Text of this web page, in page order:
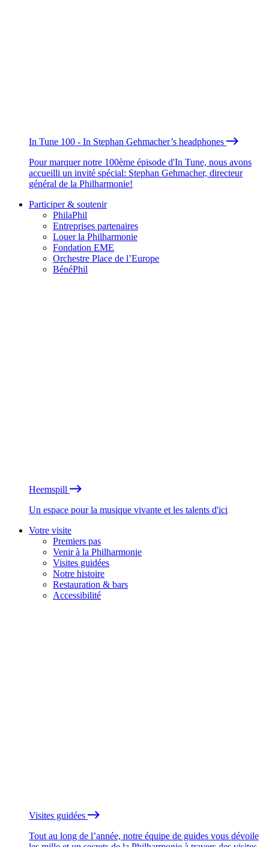
In Tune 100 - In Stephan Gehmacher’s headphones
Pour marquer notre 100ème épisode d'In Tune, nous avons
accueilli un invité spécial: Stephan Gehmacher, directeur
général de la Philharmonie!
Participer & soutenir
PhilaPhil
Entreprises partenaires
Louer la Philharmonie
Fondation EME
Orchestre Place de l’Europe
BénéPhil
Heemspill
Un espace pour la musique vivante et les talents d'ici
Votre visite
Premiers pas
Venir à la Philharmonie
Visites guidées
Notre histoire
Restauration & bars
Accessibilité
Visites guidées
Tout au long de l’année, notre équipe de guides vous dévoile